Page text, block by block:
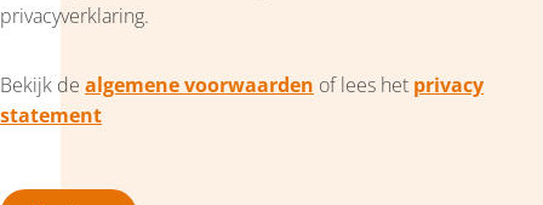
privacyverklaring.
Bekijk de algemene voorwaarden of lees het privacy
statement